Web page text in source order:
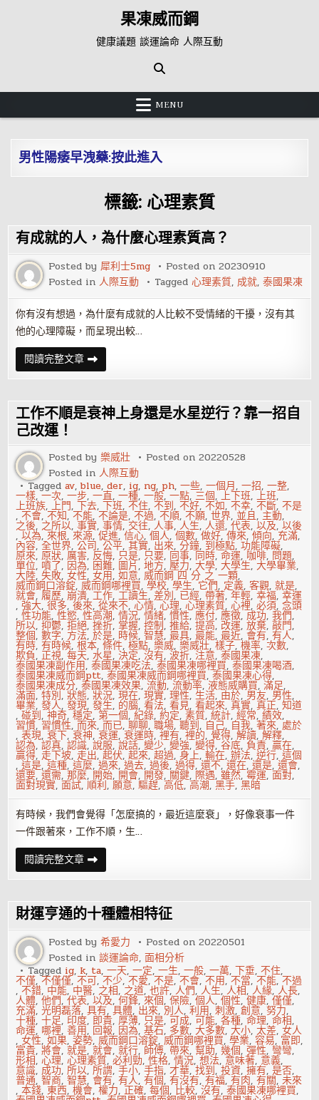
果凍威而鋼
健康議題 談運論命 人際互動
MENU
男性陽痿早洩藥:按此進入
標籤: 心理素質
有成就的人，為什麼心理素質高？
Posted by犀利士5mg Posted on20230910
Posted in人際互動 Tagged心理素質, 成就,泰國果凍
你有沒有想過，為什麼有成就的人比較不受情緒的干擾，沒有其
他的心理障礙，而呈現出較…
閱讀完整文章有
成
就
人，
為
什
理
素
質
高？
工作不順是衰神上身還是水星逆行？靠一招自
己改運！
Posted by樂威壯 Posted on20220528
Posted in人際互動
Taggedav,blue,der, ig, ng, ph,一些,一個月,一招,一整,
一樣,一次,一步,一直,一種,一般,一點, 三個,上下班,上班,
上班族,上門,下去,下班,不住,不到,不好,不如,不幸,不斷,不是
,不會,不知,不能,不論是,不過,不順,不願,世界,並且,主動,
之後, 之所以,事實,事情, 交往,人事,人生,人還,代表,以及,以後
,以為,來根,來源,促進,信心,個人,個數,做好,傳來,傾向, 充滿,
內容,全世界,公司,公平,其實, 出來,分鐘, 到極點,功能障礙,
原來,原狀,厲害, 反悔, 只是, 只要, 同事, 同時,命運, 咖啡, 問題,
單位, 噴了, 因為, 困難, 圖片,地方,壓力,大學,大學生,大學畢業,
大陸,失敗,女性,女用,如意,威而鋼 四 分 之 一顆,
威而鋼口溶錠,威而鋼哪裡買,學校,學生, 它們, 定義,客觀,就是,
就會,履歷, 崩潰,工作,工讀生,差別, 已經,帶著,年輕,幸福,幸運
,強大,很多,後來,從來不,心情,心理,心理素質,心裡,必須,念頭
,性功能,性慾,性高潮,情況,情緒,慣性,應付,應徵,成功,我們,
所以,抑鬱,拒絕,挫折,掌握,控制,推給,提高, 改運,放棄,敲門,
整個,數字, 方法,於是, 時候,智慧,最具,最能,最近, 會有,有人,
有時,有時候,根本,條件,極點,樂威,樂威壯,樣子,機率,次數,
欺負,正視,每天,水星,決定,沒有,波折, 注意,泰國果凍,
泰國果凍副作用,泰國果凍吃法,泰國果凍哪裡買,泰國果凍喝酒,
泰國果凍威而鋼ptt,泰國果凍威而鋼哪裡買,泰國果凍心得,
泰國果凍成分,泰國果凍效果,流動,流動率,液態威購買,滿足,
滿面,特別,狀態,狀況,現在,現實,理性,生活, 由於, 男友, 男性,
畢業,發人,發現,發生, 的腦,看法,看見,看起來,真實,真正,知道
,碰到,神奇,穩定, 第一個,紀錄,約定,素質,統計,經常,績效,
習慣, 習慣性,而來,而已,聊聊,職場,聽到, 自己, 自我,著來,處於
,表現,衰下,衰神,衰運,衰運時,裡有,裡的, 覺得,解讀,解釋,
認為,認真,認識,說服,說話,變少,變強,變得,谷底, 負責,贏在,
贏得,走下坡,走出,起伏,起來,超過,身上,輸在,辦法,逆行,這個
,這是,這種,這麼,過來,過去,過後,過得,還不,還在,還是,還會,
還要,還需,那麼, 開始, 開會, 開發, 關鍵, 際遇,雖然,霉運,面對,
面對現實,面試,順利,願意,驅趕,高低,高潮,黑手,黑暗
有時候，我們會覺得「怎麼搞的，最近這麼衰」，好像衰事一件
一件跟著來，工作不順，生…
閱讀完整文章工
作
不
是
衰
神
上
身
還
是
水
星
逆
行？
靠
一
招
自
己
改
運！
財運亨通的十種體相特征
Posted by希愛力 Posted on20220501
Posted in談運論命,面相分析
Tagged ig, k, ta,一天,一定,一生,一般,一萬,下垂,不住,
不僅,不僅僅,不可,不少,不愛,不是,不會,不用,不當,不能,不過
,不錯, 中能, 中醫, 之相, 之道,也許,人們,人生,人相,人緣,人長,
人體,他們,代表,以及,何鋒,來個,保險,個人,個性,健康,僅僅,
充滿,光明磊落,具有,具體, 出來, 別人,利用,刺激,創意,努力,
十種,十足, 印度, 即貴,厚薄, 只是,可成,可能,各種,命理,命相,
命運, 哪裡,善用, 回報, 因為,基石, 多數,大多數,大小,太差,女人
,女性,如果,姿勢,威而鋼口溶錠,威而鋼哪裡買,學業,容易, 富即,
富貴,將會,就是,就會,就行, 師傅,帶來,幫助,幾個,彈性,彎彎,
形相,心理,心理素質,必利勁,性格,情況,想法, 意味著, 意義,
意識, 成功,所以,所謂,手小,手指,才華,找到,投資,擁有,是否,
普通,智商,智慧, 會有,有人,有個,有沒有,有福,有肉,有關,未來
,本錢,東西,機會,權力,正確,每個, 比較,沒有,泰國果凍哪裡買,